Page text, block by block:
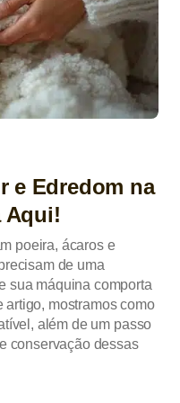
e Edredom na
Aqui!
poeira, ácaros e
de uma
sua máquina comporta
mostramos como
além de um passo
conservação dessas